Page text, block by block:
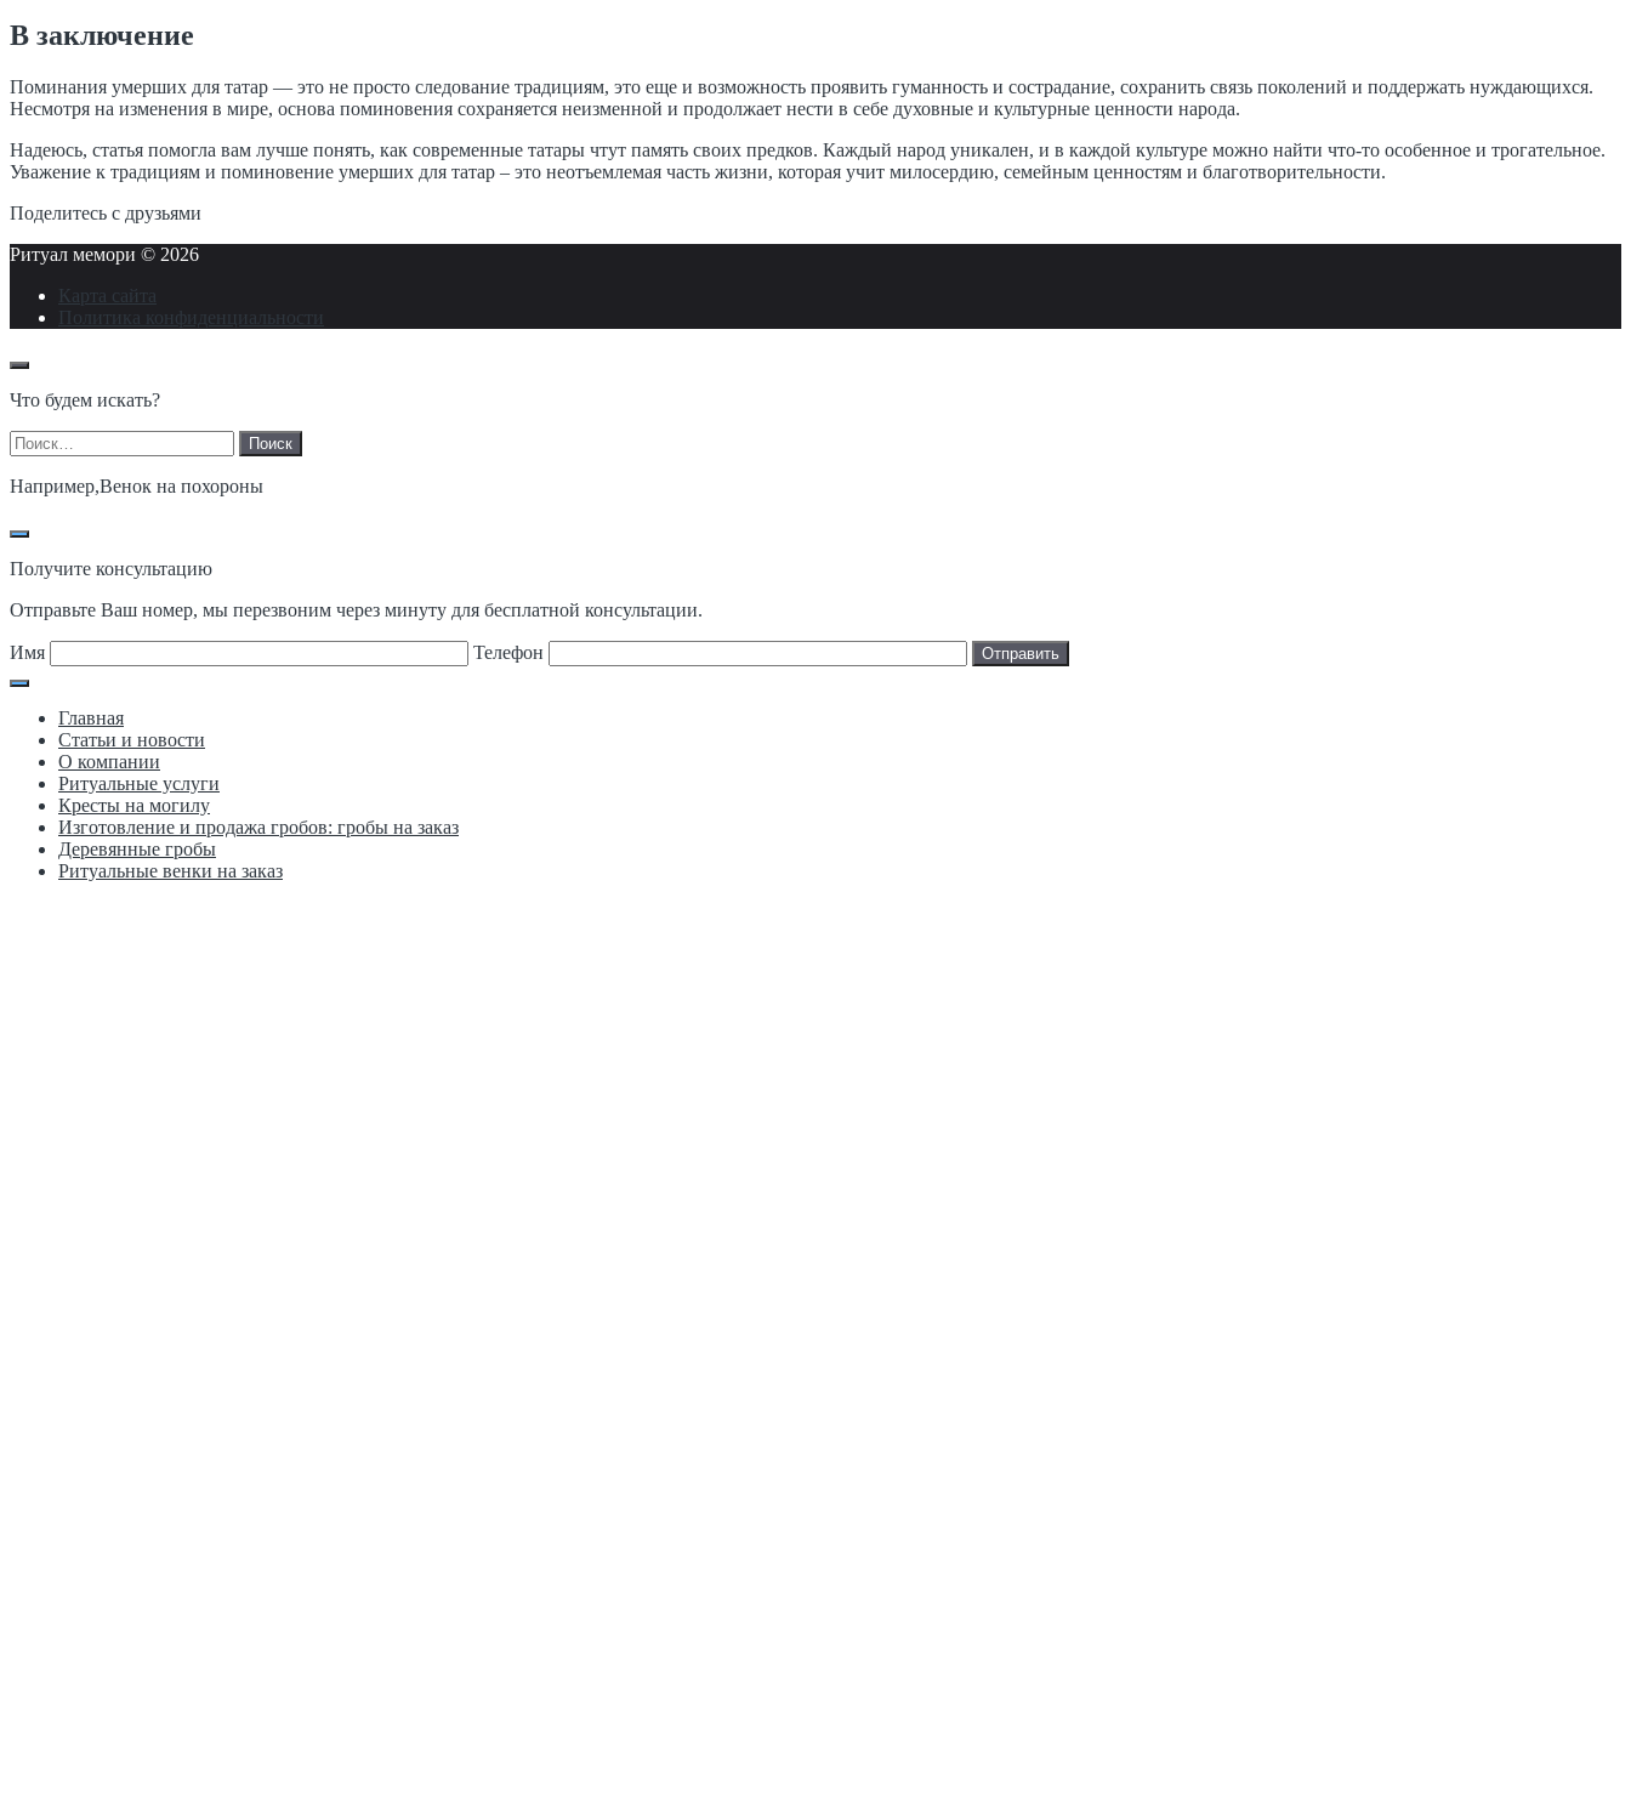
В заключение
Поминания умерших для татар — это не просто следование традициям, это еще и возможность проявить гуманность и сострадание, сохранить связь поколений и поддержать нуждающихся.
Несмотря на изменения в мире, основа поминовения сохраняется неизменной и продолжает нести в себе духовные и культурные ценности народа.
Надеюсь, статья помогла вам лучше понять, как современные татары чтут память своих предков. Каждый народ уникален, и в каждой культуре можно найти что-то особенное и трогательное.
Уважение к традициям и поминовение умерших для татар – это неотъемлемая часть жизни, которая учит милосердию, семейным ценностям и благотворительности.
Поделитесь с друзьями
Ритуал мемори © 2026
Карта сайта
Политика конфиденциальности
Что будем искать?
Найти:
Например,Венок на похороны
Получите консультацию
Отправьте Ваш номер, мы перезвоним через минуту для бесплатной консультации.
Имя Телефон
Главная
Статьи и новости
О компании
Ритуальные услуги
Кресты на могилу
Изготовление и продажа гробов: гробы на заказ
Деревянные гробы
Ритуальные венки на заказ